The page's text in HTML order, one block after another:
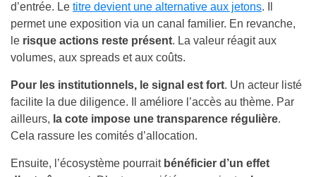
d’entrée. Le titre devient une alternative aux jetons. Il
permet une exposition via un canal familier. En revanche,
le risque actions reste présent. La valeur réagit aux
volumes, aux spreads et aux coûts.
Pour les institutionnels, le signal est fort. Un acteur listé
facilite la due diligence. Il améliore l’accès au thème. Par
ailleurs, la cote impose une transparence régulière.
Cela rassure les comités d’allocation.
Ensuite, l’écosystème pourrait bénéficier d’un effet